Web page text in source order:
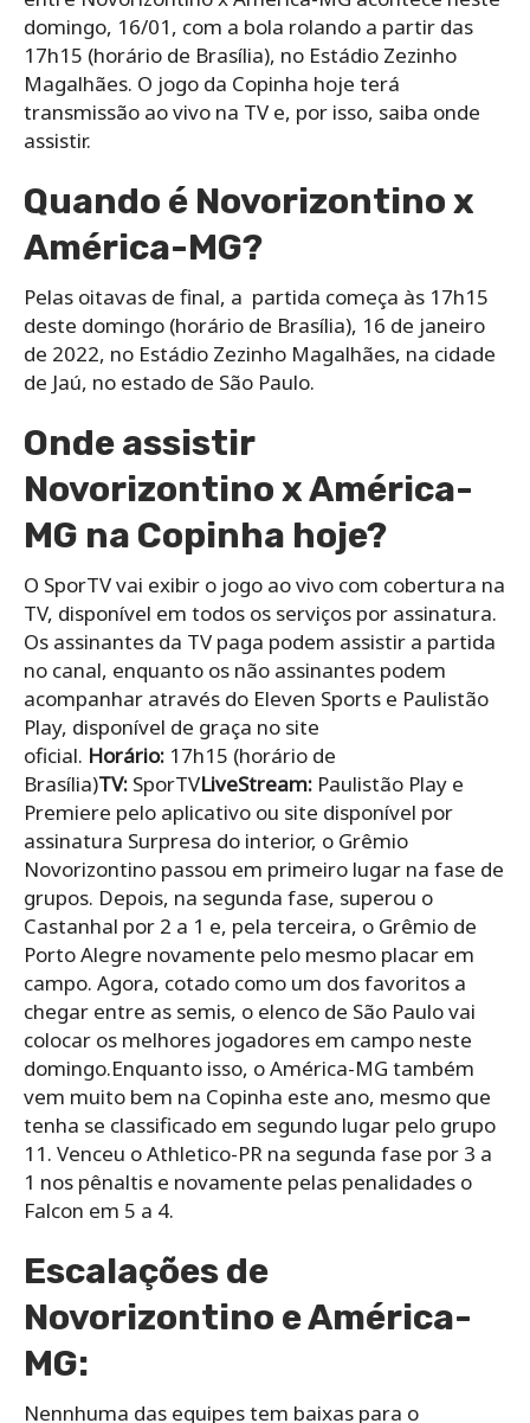
domingo, 16/01, com a bola rolando a partir das
17h15 (horário de Brasília), no Estádio Zezinho
Magalhães. O jogo da Copinha hoje terá
transmissão ao vivo na TV e, por isso, saiba onde
assistir.
Quando é Novorizontino x
América-MG?
Pelas oitavas de final, a partida começa às 17h15
deste domingo (horário de Brasília), 16 de janeiro
de 2022, no Estádio Zezinho Magalhães, na cidade
de Jaú, no estado de São Paulo.
Onde assistir
Novorizontino x América-
MG na Copinha hoje?
O SporTV vai exibir o jogo ao vivo com cobertura na
TV, disponível em todos os serviços por assinatura.
Os assinantes da TV paga podem assistir a partida
no canal, enquanto os não assinantes podem
acompanhar através do Eleven Sports e Paulistão
Play, disponível de graça no site
oficial. Horário: 17h15 (horário de
Brasília)TV: SporTVLiveStream: Paulistão Play e
Premiere pelo aplicativo ou site disponível por
assinatura Surpresa do interior, o Grêmio
Novorizontino passou em primeiro lugar na fase de
grupos. Depois, na segunda fase, superou o
Castanhal por 2 a 1 e, pela terceira, o Grêmio de
Porto Alegre novamente pelo mesmo placar em
campo. Agora, cotado como um dos favoritos a
chegar entre as semis, o elenco de São Paulo vai
colocar os melhores jogadores em campo neste
domingo.Enquanto isso, o América-MG também
vem muito bem na Copinha este ano, mesmo que
tenha se classificado em segundo lugar pelo grupo
11. Venceu o Athletico-PR na segunda fase por 3 a
1 nos pênaltis e novamente pelas penalidades o
Falcon em 5 a 4.
Escalações de
Novorizontino e América-
MG:
Nennhuma das equipes tem baixas para o